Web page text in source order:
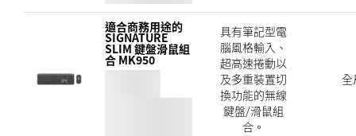
適合商務用途的
SIGNATURE
SLIM 鍵盤滑鼠組
合 MK950
具有筆記型電
腦風格輸入、
超高速捲動以
及多重裝置切
換功能的無線
鍵盤/滑鼠組
合。
全